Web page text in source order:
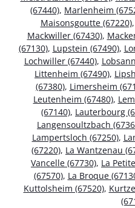
(67440), Marlenheim
Maisonsgoutte (67220),
Mackwiller (67430),
(67130), Lupstein (67490),
Lochwiller (67440),
Littenheim (67490),
(67380), Limersheim
Leutenheim (67480),
(67140), Lauterbourg
Langensoultzbach
Lampertsloch (67250),
(67220), La Wantzenau
Vancelle (67730), La
(67570), La Broque
Kuttolsheim (67520),